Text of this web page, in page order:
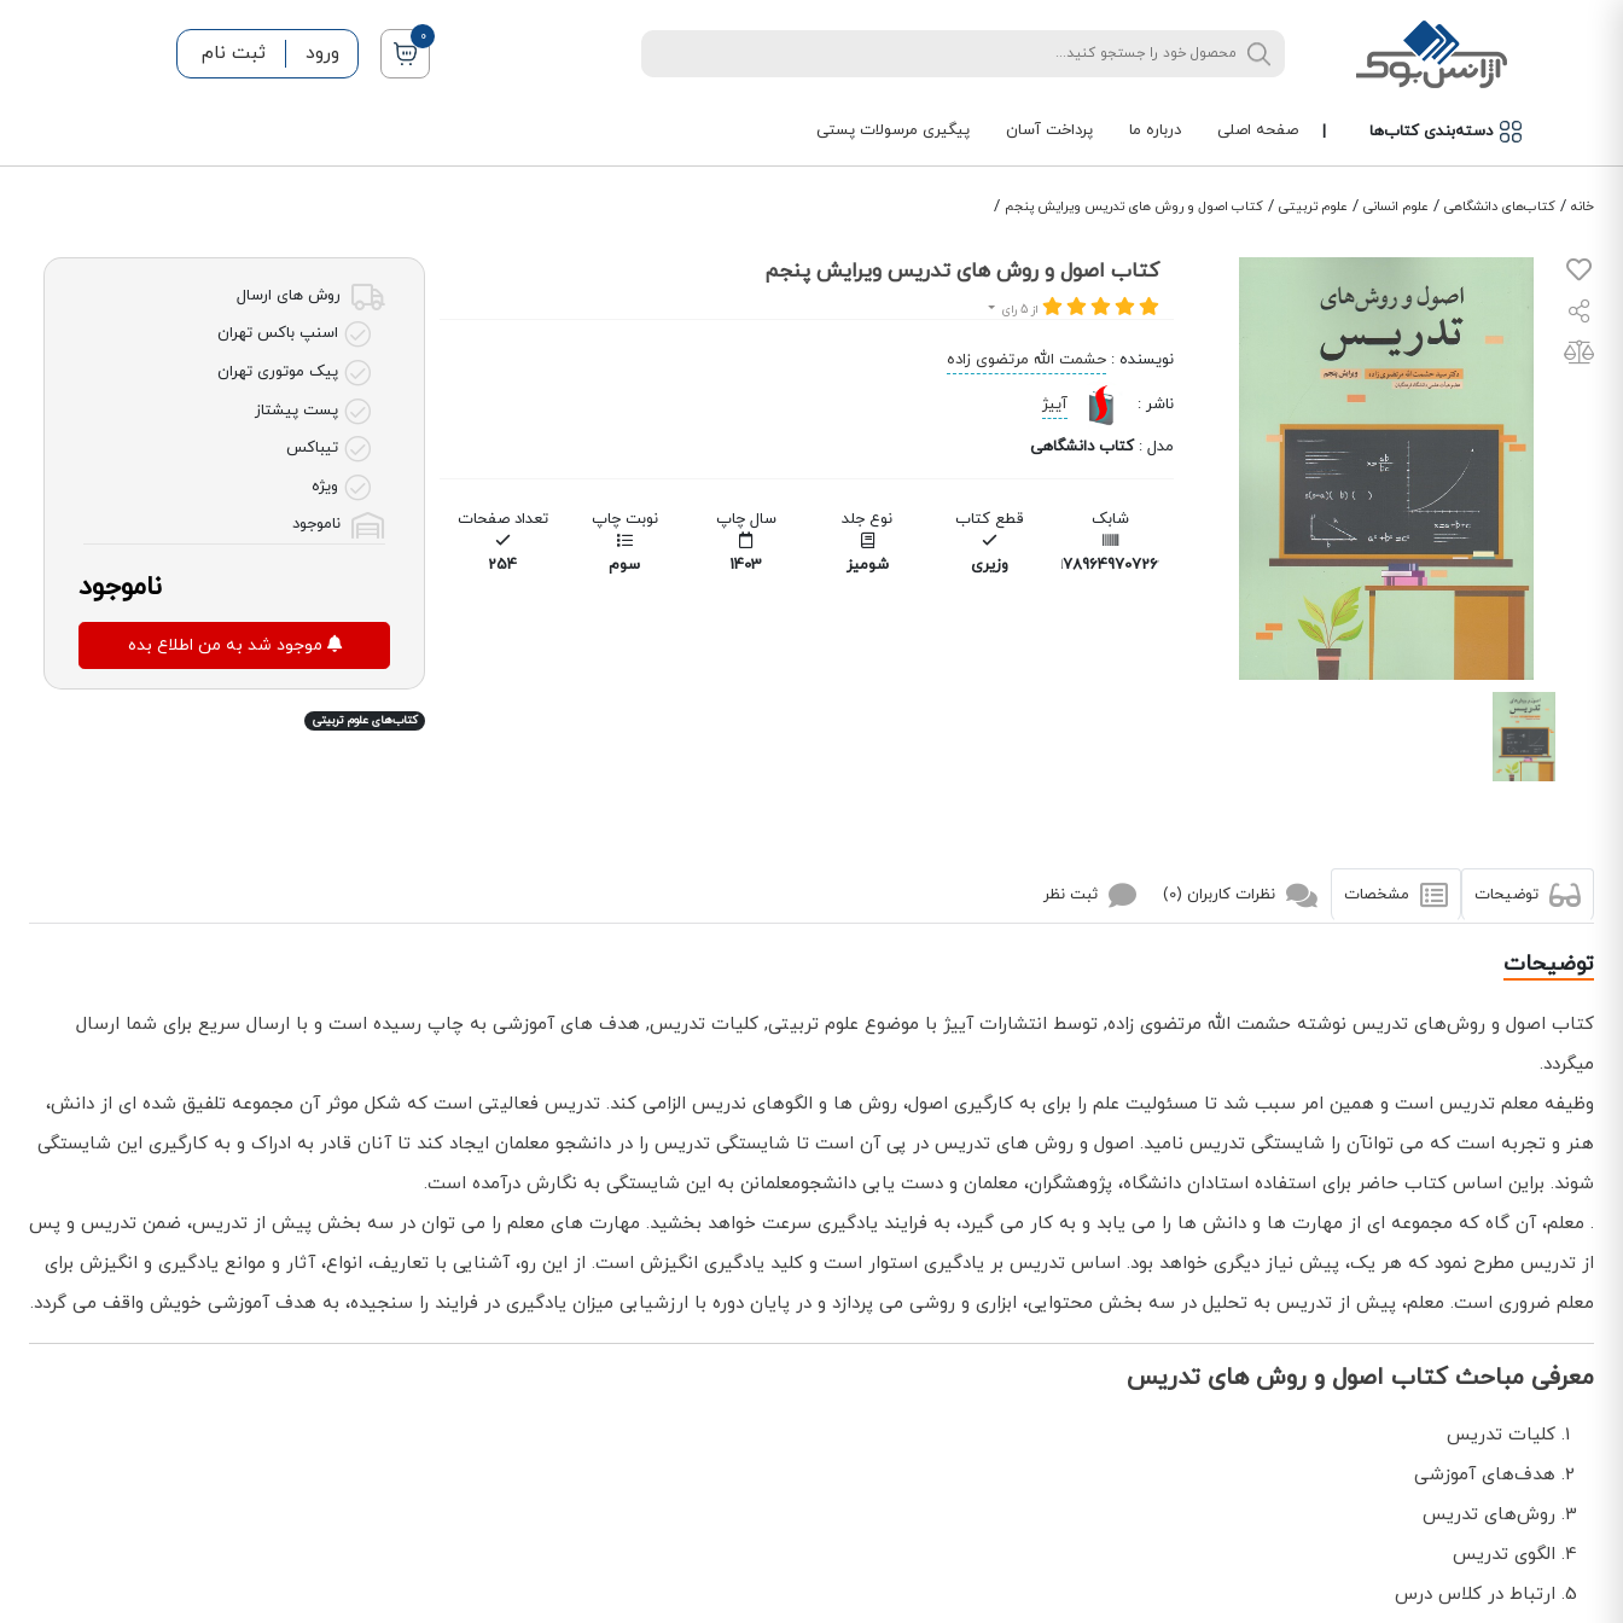
0
ورود ثبت نام
دسته‌بندی کتاب‌ها | صفحه اصلی درباره ما پرداخت آسان پیگیری مرسولات پستی
خانه / کتاب‌های دانشگاهی / علوم انسانی / علوم تربیتی / کتاب اصول و روش‌ های تدریس ویرایش پنجم /
کتاب اصول و روش‌ های تدریس ویرایش پنجم
از 5 رای
نویسنده : حشمت الله مرتضوی زاده
ناشر :
آییژ
مدل :کتاب دانشگاهی
شابک
9789649707266
قطع کتاب
وزیری
نوع جلد
شومیز
سال چاپ
1403
نوبت چاپ
سوم
تعداد صفحات
254
روش های ارسال
اسنپ باکس تهران
پیک موتوری تهران
پست پیشتاز
تیباکس
ویژه
ناموجود
ناموجود
کتاب‌های علوم تربیتی
توضیحات مشخصات نظرات کاربران (0) ثبت نظر
توضیحات
کتاب اصول و روش‌های تدریس نوشته حشمت الله مرتضوی زاده, توسط انتشارات آییژ با موضوع علوم تربیتی, كلیات تدریس, هدف های آموزشی به چاپ رسیده است و با ارسال سریع برای شما ارسال
میگردد.
وظیفه معلم تدریس است و همین امر سبب شد تا مسئولیت علم را برای به کارگیری اصول، روش ها و الگوهای ندریس الزامی کند. تدریس فعالیتی است که شکل موثر آن مجموعه تلفیق شده ای از دانش،
هنر و تجربه است که می توانآن را شایستگی تدریس نامید. اصول و روش های تدریس در پی آن است تا شایستگی تدریس را در دانشجو معلمان ایجاد کند تا آنان قادر به ادراک و به کارگیری این شایستگی
شوند. براین اساس کتاب حاضر برای استفاده استادان دانشگاه، پژوهشگران، معلمان و دست یابی دانشجومعلمانن به این شایستگی به نگارش درآمده است.
. معلم، آن گاه که مجموعه ای از مهارت ها و دانش ها را می یابد و به کار می گیرد، به فرایند یادگیری سرعت خواهد بخشید. مهارت های معلم را می توان در سه بخش پیش از تدریس، ضمن تدریس و پس
از تدریس مطرح نمود که هر یک، پیش نیاز دیگری خواهد بود. اساس تدریس بر یادگیری استوار است و کلید یادگیری انگیزش است. از این رو، آشنایی با تعاریف، انواع، آثار و موانع یادگیری و انگیزش برای
معلم ضروری است. معلم، پیش از تدریس به تحلیل در سه بخش محتوایی، ابزاری و روشی می پردازد و در پایان دوره با ارزشیابی میزان یادگیری در فرایند را سنجیده، به هدف آموزشی خویش واقف می گردد.
معرفی مباحث کتاب اصول و روش های تدریس
كلیات تدریس
هدف‌های آموزشی
روش‌های تدریس
الگوی تدریس
ارتباط در كلاس درس